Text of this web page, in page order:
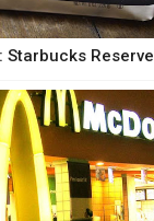
Starbucks Reserve